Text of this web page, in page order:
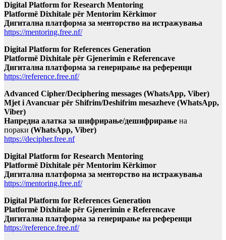
Digital Platform for Research Mentoring
Platformë Dixhitale për Mentorim Kërkimor
Дигитална платформа за менторство на истражувања
https://mentoring.free.nf/
Digital Platform for References Generation
Platformë Dixhitale për Gjenerimin e Referencave
Дигитална платформа за генерирање на референци
https://reference.free.nf/
Advanced Cipher/Deciphering messages (WhatsApp, Viber)
Mjet i Avancuar për Shifrim/Deshifrim mesazheve (WhatsApp,
Viber)
Напредна алатка за шифрирање/дешифрирање на
пораки (WhatsApp, Viber)
https://decipher.free.nf
Digital Platform for Research Mentoring
Platformë Dixhitale për Mentorim Kërkimor
Дигитална платформа за менторство на истражувања
https://mentoring.free.nf/
Digital Platform for References Generation
Platformë Dixhitale për Gjenerimin e Referencave
Дигитална платформа за генерирање на референци
https://reference.free.nf/